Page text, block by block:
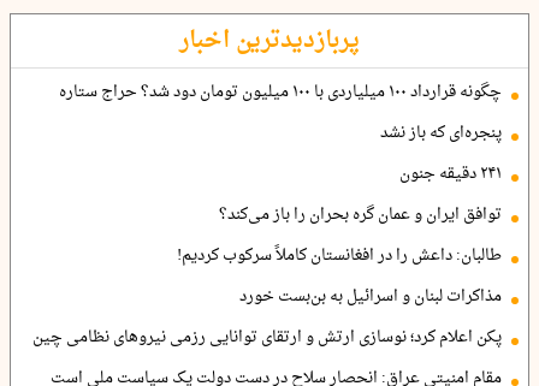
پربازدیدترین اخبار
چگونه قرارداد ۱۰۰ میلیاردی با ۱۰۰ میلیون تومان دود شد؟ حراج ستاره
پنجره‌ای که باز نشد
۲۴۱ دقیقه جنون
توافق ایران و عمان گره بحران را باز می‌کند؟
طالبان: داعش را در افغانستان کاملاً سرکوب کردیم!
مذاکرات لبنان و اسرائیل به بن‌بست خورد
پکن اعلام کرد؛ نوسازی ارتش و ارتقای توانایی رزمی نیروهای نظامی چین
مقام امنیتی عراق: انحصار سلاح در دست دولت یک سیاست ملی است